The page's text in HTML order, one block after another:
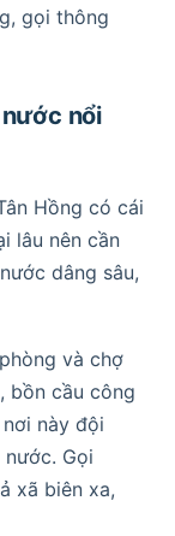
gọi thông
nổi
Hồng có cái
lâu nên cần
dâng sâu,
và chợ
bồn cầu công
này đội
Gọi
xã biên xa,